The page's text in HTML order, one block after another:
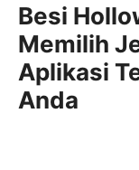
Besi
Memilih
Aplikasi
Anda